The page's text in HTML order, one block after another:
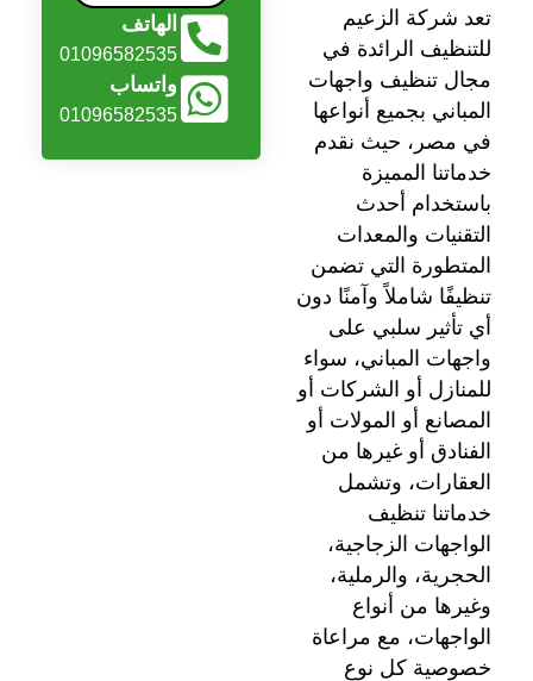
تعد شركة الزعيم
للتنظيف الرائدة في
مجال تنظيف واجهات
المباني بجميع أنواعها
في مصر، حيث نقدم
خدماتنا المميزة
باستخدام أحدث
التقنيات والمعدات
المتطورة التي تضمن
تنظيفًا شاملاً وآمنًا دون
أي تأثير سلبي على
واجهات المباني، سواء
للمنازل أو الشركات أو
المصانع أو المولات أو
الفنادق أو غيرها من
العقارات، وتشمل
خدماتنا تنظيف
الواجهات الزجاجية،
الحجرية، والرملية،
وغيرها من أنواع
الواجهات، مع مراعاة
خصوصية كل نوع
الهاتف
01096582535
واتساب
01096582535